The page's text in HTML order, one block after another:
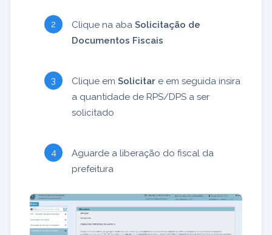
Clique na aba Solicitação de
Documentos Fiscais
Clique em Solicitar e em seguida insira
a quantidade de RPS/DPS a ser
solicitado
Aguarde a liberação do fiscal da
prefeitura